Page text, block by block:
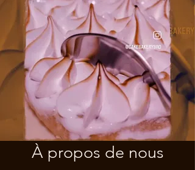
À propos de nous